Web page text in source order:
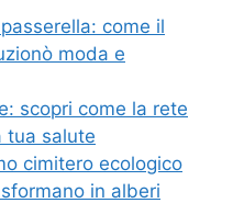
come il
moda e
scopri come la rete
tua salute
cimitero ecologico
in alberi